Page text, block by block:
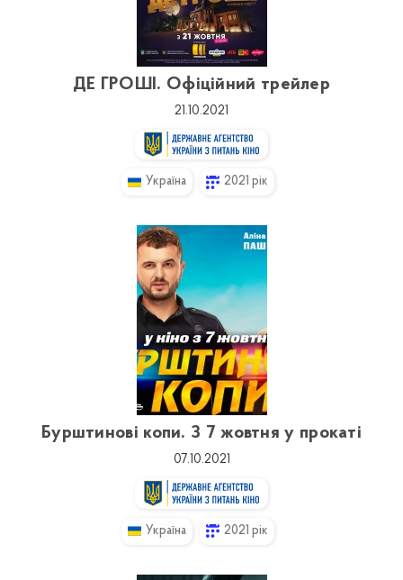
ДЕ ГРОШІ. Офіційний трейлер
21.10.2021
Україна 2021 рік
Бурштинові копи. З 7 жовтня у прокаті
07.10.2021
Україна 2021 рік